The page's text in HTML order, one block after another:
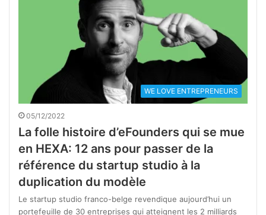
WE LOVE ENTREPRENEURS
05/12/2022
La folle histoire d’eFounders qui se mue
en HEXA: 12 ans pour passer de la
référence du startup studio à la
duplication du modèle
Le startup studio franco-belge revendique aujourd’hui un
portefeuille de 30 entreprises qui atteignent les 2 milliards